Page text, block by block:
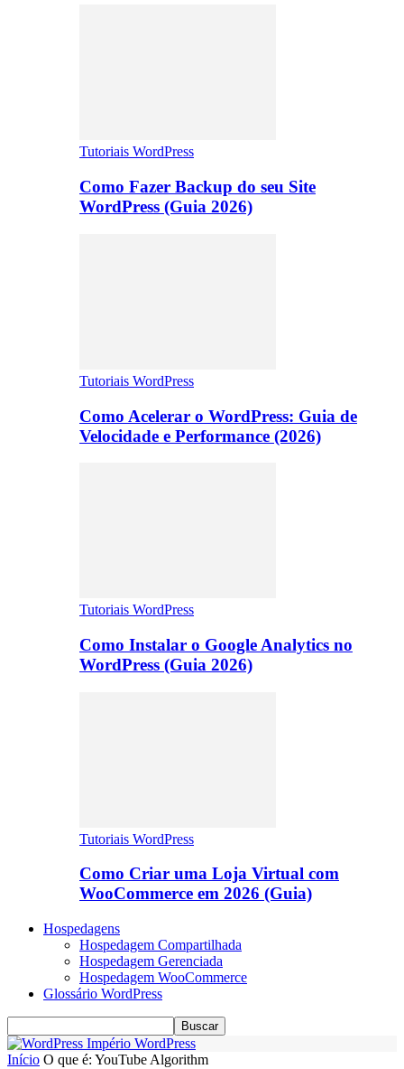
Tutoriais WordPress
Como Fazer Backup do seu Site
WordPress (Guia 2026)
Tutoriais WordPress
Como Acelerar o WordPress: Guia de
Velocidade e Performance (2026)
Tutoriais WordPress
Como Instalar o Google Analytics no
WordPress (Guia 2026)
Tutoriais WordPress
Como Criar uma Loja Virtual com
WooCommerce em 2026 (Guia)
Hospedagens
Hospedagem Compartilhada
Hospedagem Gerenciada
Hospedagem WooCommerce
Glossário WordPress
Império WordPress
Início O que é: YouTube Algorithm